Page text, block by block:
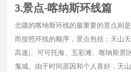
3.景点-喀纳斯环线篇
北疆的喀纳斯环线的最重要的景点则是
而按照环线的顺序，景点包括：天山
高速)、可可托海、五彩滩、喀纳斯景
鬼城。由于时间原因和个人喜好，天